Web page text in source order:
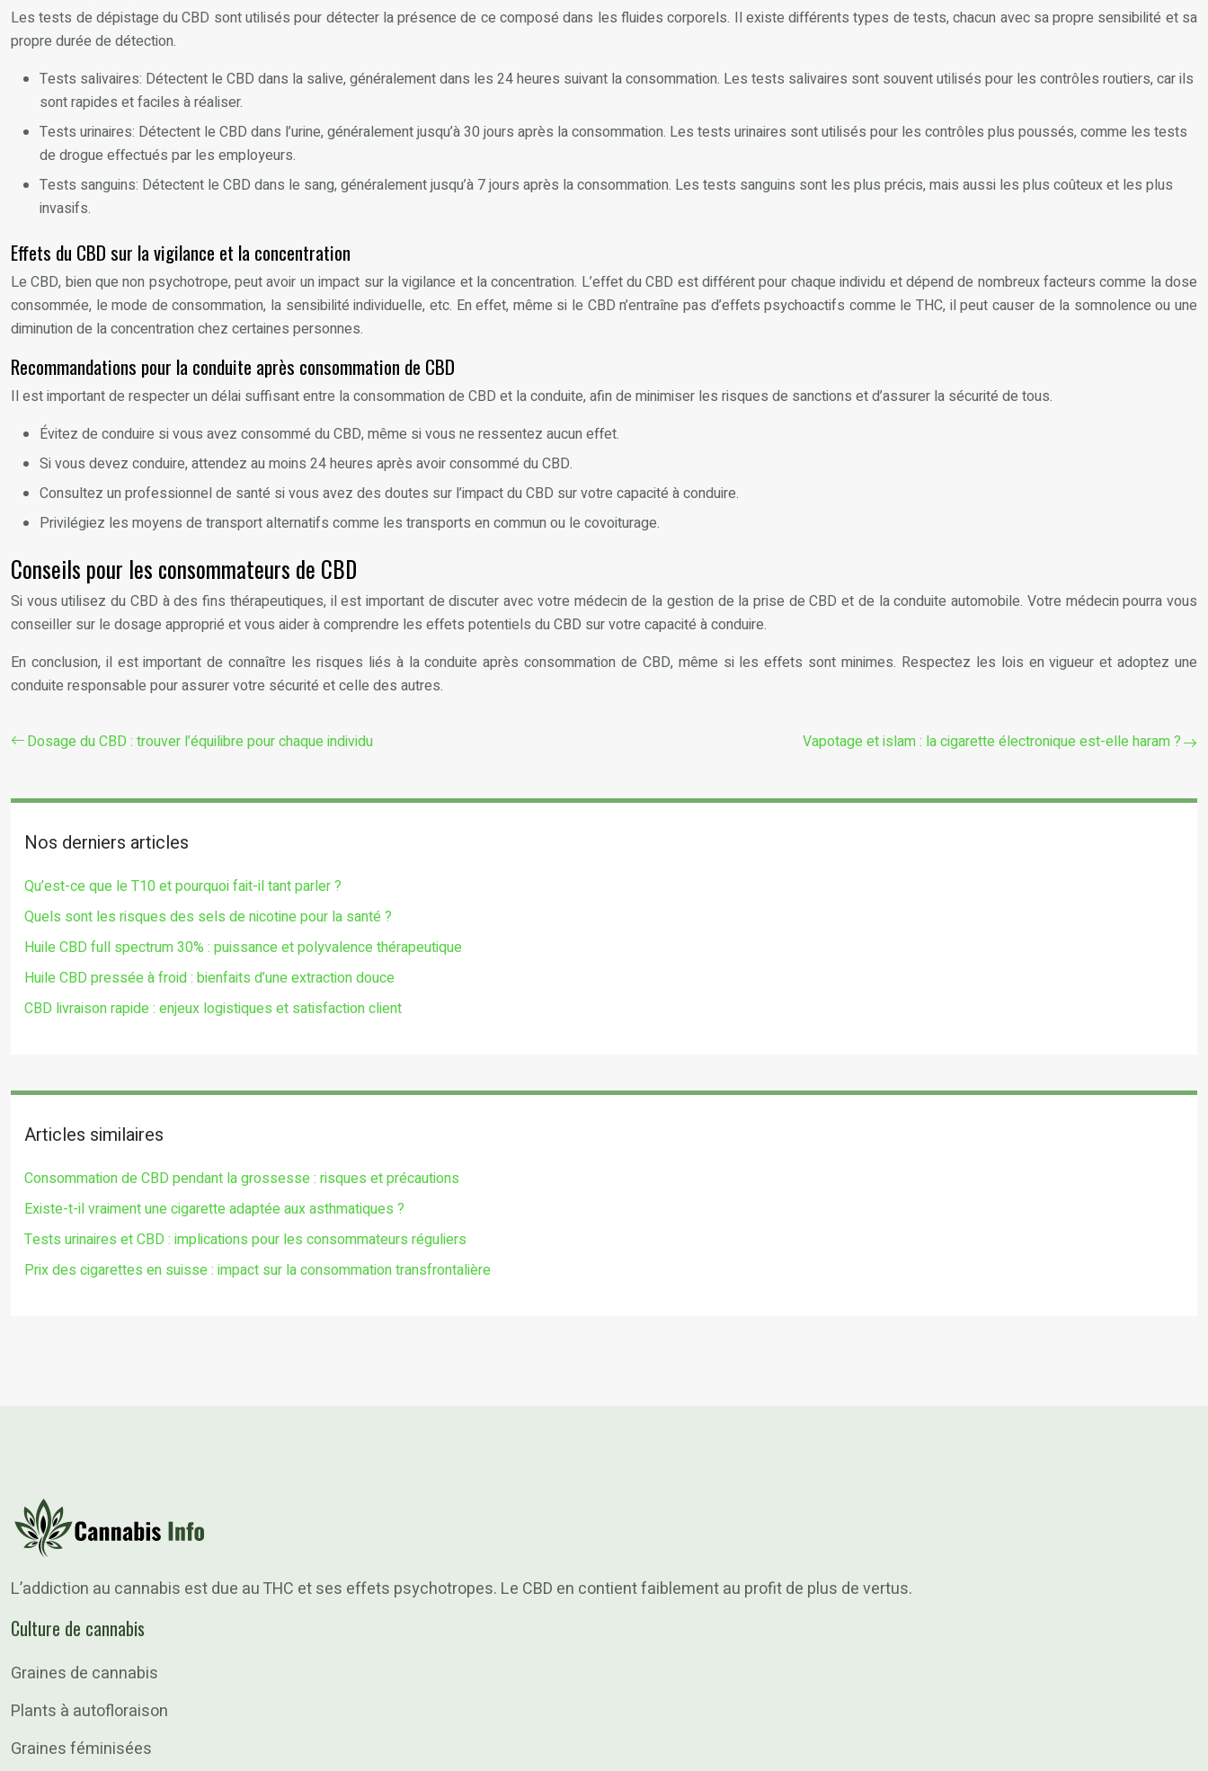
Les tests de dépistage du CBD sont utilisés pour détecter la présence de ce composé dans les fluides corporels. Il existe différents types de tests, chacun avec sa propre sensibilité et sa
propre durée de détection.
Tests salivaires: Détectent le CBD dans la salive, généralement dans les 24 heures suivant la consommation. Les tests salivaires sont souvent utilisés pour les contrôles routiers, car ils
sont rapides et faciles à réaliser.
Tests urinaires: Détectent le CBD dans l’urine, généralement jusqu’à 30 jours après la consommation. Les tests urinaires sont utilisés pour les contrôles plus poussés, comme les tests
de drogue effectués par les employeurs.
Tests sanguins: Détectent le CBD dans le sang, généralement jusqu’à 7 jours après la consommation. Les tests sanguins sont les plus précis, mais aussi les plus coûteux et les plus
invasifs.
Effets du CBD sur la vigilance et la concentration
Le CBD, bien que non psychotrope, peut avoir un impact sur la vigilance et la concentration. L’effet du CBD est différent pour chaque individu et dépend de nombreux facteurs comme la dose
consommée, le mode de consommation, la sensibilité individuelle, etc. En effet, même si le CBD n’entraîne pas d’effets psychoactifs comme le THC, il peut causer de la somnolence ou une
diminution de la concentration chez certaines personnes.
Recommandations pour la conduite après consommation de CBD
Il est important de respecter un délai suffisant entre la consommation de CBD et la conduite, afin de minimiser les risques de sanctions et d’assurer la sécurité de tous.
Évitez de conduire si vous avez consommé du CBD, même si vous ne ressentez aucun effet.
Si vous devez conduire, attendez au moins 24 heures après avoir consommé du CBD.
Consultez un professionnel de santé si vous avez des doutes sur l’impact du CBD sur votre capacité à conduire.
Privilégiez les moyens de transport alternatifs comme les transports en commun ou le covoiturage.
Conseils pour les consommateurs de CBD
Si vous utilisez du CBD à des fins thérapeutiques, il est important de discuter avec votre médecin de la gestion de la prise de CBD et de la conduite automobile. Votre médecin pourra vous
conseiller sur le dosage approprié et vous aider à comprendre les effets potentiels du CBD sur votre capacité à conduire.
En conclusion, il est important de connaître les risques liés à la conduite après consommation de CBD, même si les effets sont minimes. Respectez les lois en vigueur et adoptez une
conduite responsable pour assurer votre sécurité et celle des autres.
Dosage du CBD : trouver l’équilibre pour chaque individu Vapotage et islam : la cigarette électronique est-elle haram ?
Nos derniers articles
Qu’est-ce que le T10 et pourquoi fait-il tant parler ?
Quels sont les risques des sels de nicotine pour la santé ?
Huile CBD full spectrum 30% : puissance et polyvalence thérapeutique
Huile CBD pressée à froid : bienfaits d’une extraction douce
CBD livraison rapide : enjeux logistiques et satisfaction client
Articles similaires
Consommation de CBD pendant la grossesse : risques et précautions
Existe-t-il vraiment une cigarette adaptée aux asthmatiques ?
Tests urinaires et CBD : implications pour les consommateurs réguliers
Prix des cigarettes en suisse : impact sur la consommation transfrontalière
L’addiction au cannabis est due au THC et ses effets psychotropes. Le CBD en contient faiblement au profit de plus de vertus.
Culture de cannabis
Graines de cannabis
Plants à autofloraison
Graines féminisées